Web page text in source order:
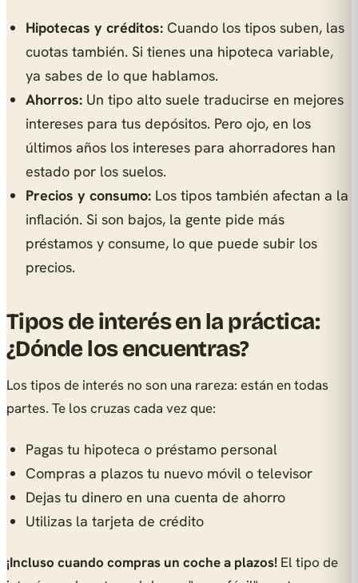
Hipotecas y créditos: Cuando los tipos suben, las
cuotas también. Si tienes una hipoteca variable,
ya sabes de lo que hablamos.
Ahorros: Un tipo alto suele traducirse en mejores
intereses para tus depósitos. Pero ojo, en los
últimos años los intereses para ahorradores han
estado por los suelos.
Precios y consumo: Los tipos también afectan a la
inflación. Si son bajos, la gente pide más
préstamos y consume, lo que puede subir los
precios.
Tipos de interés en la práctica:
¿Dónde los encuentras?
Los tipos de interés no son una rareza: están en todas
partes. Te los cruzas cada vez que:
Pagas tu hipoteca o préstamo personal
Compras a plazos tu nuevo móvil o televisor
Dejas tu dinero en una cuenta de ahorro
Utilizas la tarjeta de crédito
¡Incluso cuando compras un coche a plazos! El tipo de